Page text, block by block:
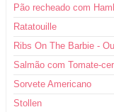
Pão recheado com
Ratatouille
Ribs On The Barbie -
Salmão com Tomate-
Sorvete Americano
Stollen